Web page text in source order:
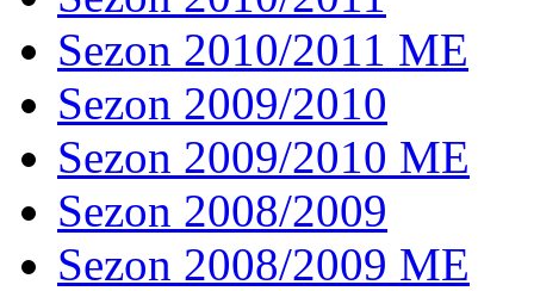
Sezon 2010/2011 ME
Sezon 2009/2010
Sezon 2009/2010 ME
Sezon 2008/2009
Sezon 2008/2009 ME